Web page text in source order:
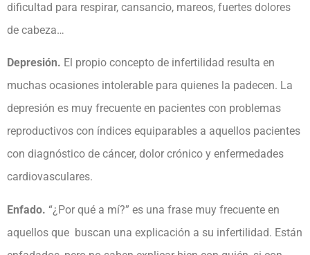
dificultad para respirar, cansancio, mareos, fuertes dolores
de cabeza…
Depresión. El propio concepto de infertilidad resulta en
muchas ocasiones intolerable para quienes la padecen. La
depresión es muy frecuente en pacientes con problemas
reproductivos con índices equiparables a aquellos pacientes
con diagnóstico de cáncer, dolor crónico y enfermedades
cardiovasculares.
Enfado. “¿Por qué a mí?” es una frase muy frecuente en
aquellos que buscan una explicación a su infertilidad. Están